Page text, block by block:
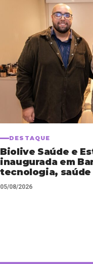
DESTAQUE
Biolive Saúde e
inaugurada em
tecnologia,
personalizado
05/08/2026